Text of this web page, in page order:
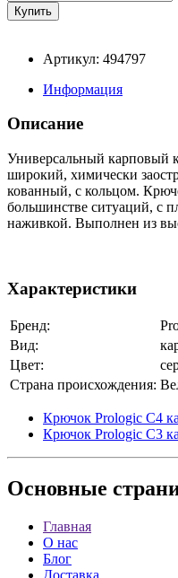
Артикул: 494797
Информация
Описание
Универсальный карповый
широкий, химически
кованный, с кольцом.
большинстве ситуаций, с
наживкой. Выполнен из
Характеристики
Бренд:
Вид:
Цвет:
Страна происхождения:
Крючок Prologic C4
Крючок Prologic C3
Основные
Главная
О нас
Блог